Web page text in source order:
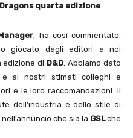
quarta edizione.
, ha così commentato:
giocato dagli editori a noi
edizione di D&D. Abbiamo dato
e ai nostri stimati colleghi e
e le loro raccomandazioni. Il
dell’industria e dello stile di
che sia la GSLche